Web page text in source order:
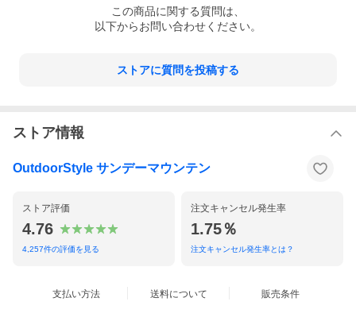
この商品に関する質問は、
以下からお問い合わせください。
ストアに質問を投稿する
ストア情報
OutdoorStyle サンデーマウンテン
ストア評価
4.76
4,257件の評価を見る
注文キャンセル発生率
1.75％
注文キャンセル発生率とは？
支払い方法 送料について 販売条件